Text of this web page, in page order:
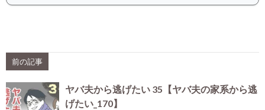
前の記事
ヤバ夫から逃げたい 35【ヤバ夫の家系から逃
げたい_170】